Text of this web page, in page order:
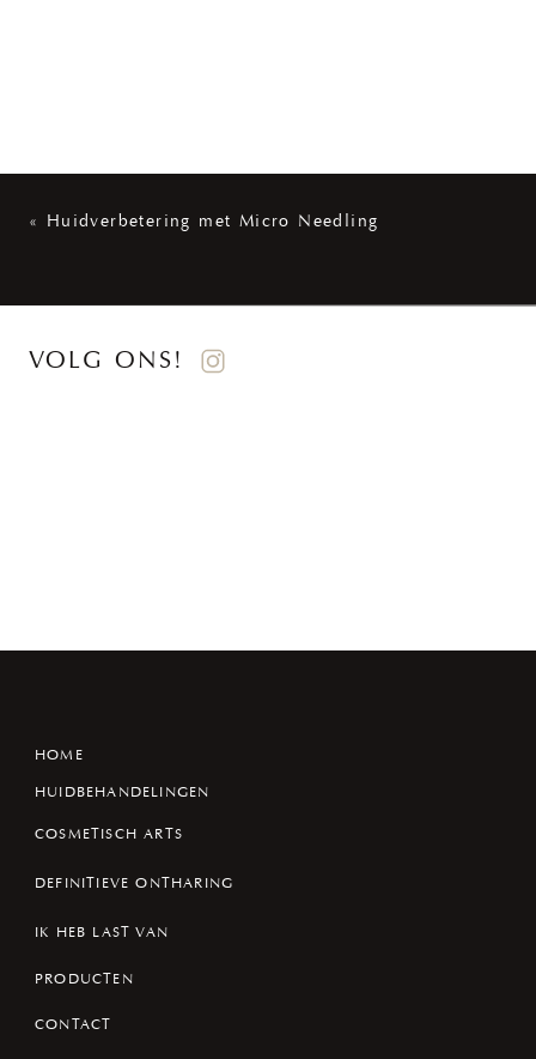
« Huidverbetering met Micro Needling
VOLG ONS!
HOME
HUIDBEHANDELINGEN
COSMETISCH ARTS
DEFINITIEVE ONTHARING
IK HEB LAST VAN
PRODUCTEN
CONTACT